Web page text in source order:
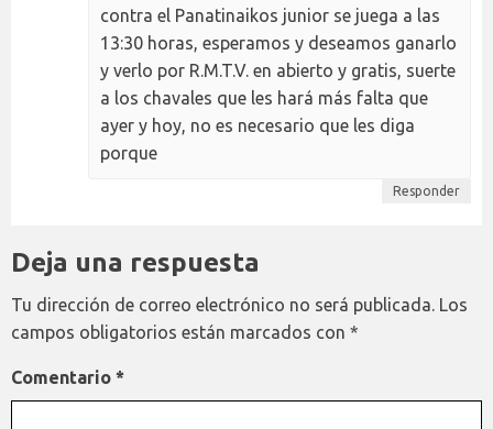
contra el Panatinaikos junior se juega a las
13:30 horas, esperamos y deseamos ganarlo
y verlo por R.M.T.V. en abierto y gratis, suerte
a los chavales que les hará más falta que
ayer y hoy, no es necesario que les diga
porque
Responder
Deja una respuesta
Tu dirección de correo electrónico no será publicada. Los
campos obligatorios están marcados con *
Comentario *